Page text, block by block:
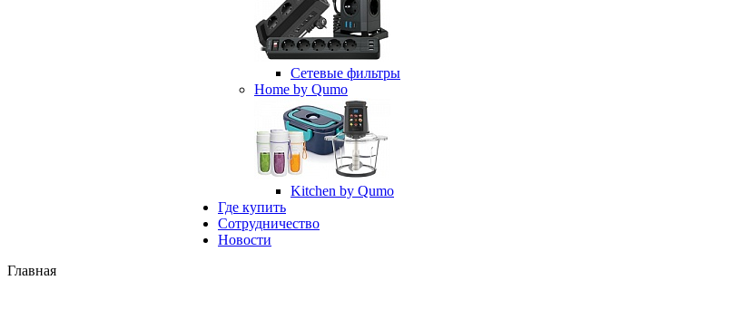
Сетевые фильтры
Home by Qumo
Kitchen by Qumo
Где купить
Сотрудничество
Новости
Главная